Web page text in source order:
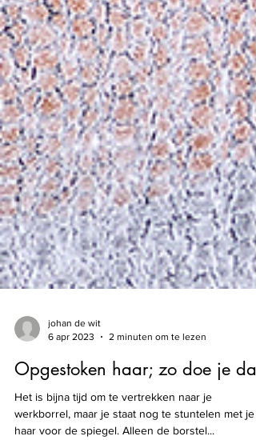
johan de wit
6 apr 2023
2 minuten om te lezen
Opgestoken haar; zo doe je dat!
Het is bijna tijd om te vertrekken naar je